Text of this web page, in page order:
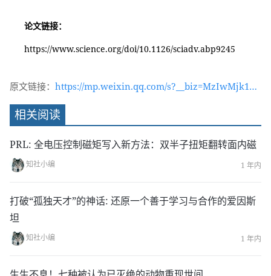
论文链接：
https://www.science.org/doi/10.1126/sciadv.abp9245
原文链接： https://mp.weixin.qq.com/s?__biz=MzIwMjk1OT
c2MA==&mid=2247531465&idx=1&sn=f11ca4518
8781ec62a10ff6f630a4695&chksm=96d48536a1a3
d070b71eddbce5d396e485&token=535376751&la
相关阅读
PRL: 全电压控制磁矩写入新方法：双半子扭矩翻转面内磁
知社小编 1 年内
打破“孤独天才”的神话: 还原一个善于学习与合作的爱因斯
坦
知社小编 1 年内